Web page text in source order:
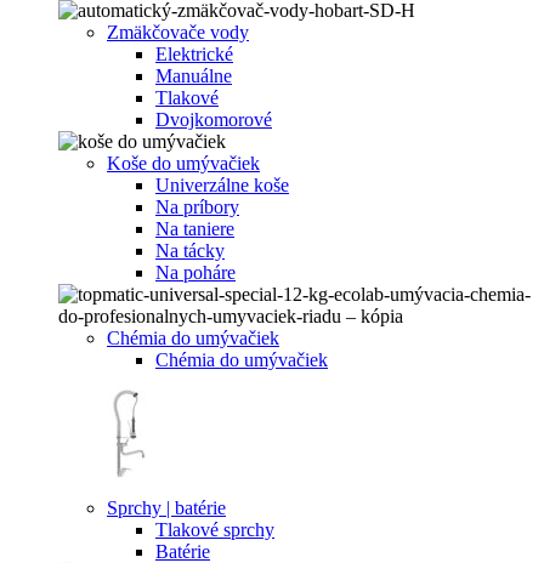
Zmäkčovače vody
Elektrické
Manuálne
Tlakové
Dvojkomorové
Koše do umývačiek
Univerzálne koše
Na príbory
Na taniere
Na tácky
Na poháre
Chémia do umývačiek
Chémia do umývačiek
Sprchy | batérie
Tlakové sprchy
Batérie